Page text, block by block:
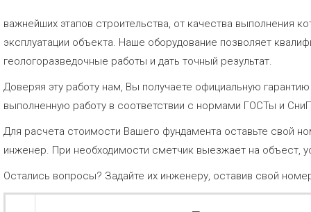
важнейших этапов строительства, от качества выполнения
эксплуатации объекта. Наше оборудование позволяет
геологоразведочные работы и дать точный результат.
Доверяя эту работу нам, Вы получаете официальную
выполненную работу в соответствии с нормами ГОСТы и
Для расчета стоимости Вашего фундамента оставьте свой
инженер. При необходимости сметчик выезжает на объест,
Остались вопросы? Задайте их инженеру, оставив свой